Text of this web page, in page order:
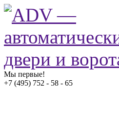
Мы первые!
+7 (495) 752 - 58 - 65